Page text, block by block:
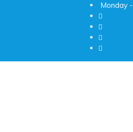
Monday